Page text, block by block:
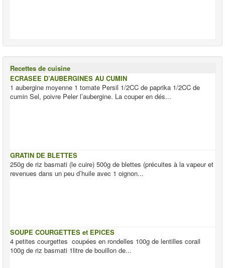
Recettes de cuisine
ECRASEE D’AUBERGINES AU CUMIN
1 aubergine moyenne 1 tomate Persil 1/2CC de paprika 1/2CC de
cumin Sel, poivre Peler l’aubergine. La couper en dés...
GRATIN DE BLETTES
250g de riz basmati (le cuire) 500g de blettes (précuites à la vapeur et
revenues dans un peu d’huile avec 1 oignon...
SOUPE COURGETTES et EPICES
4 petites courgettes coupées en rondelles 100g de lentilles corail
100g de riz basmati 1litre de bouillon de...